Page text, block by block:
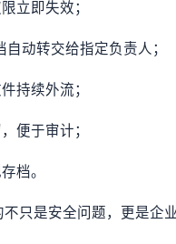
立即失效；
动转交给指定负责人；
持续外流；
便于审计；
档。
只是安全问题，更是企业